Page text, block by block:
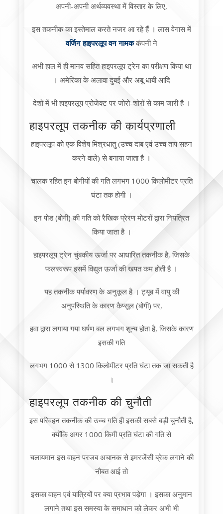
अपनी-अपनी अर्थव्यवस्था में विस्तार के लिए,
इस तकनीक का इस्तेमाल करते नजर आ रहे हैं । लास वेगास में
वर्जिन हाइपरलूप वन नामक कंपनी ने
अभी हाल में ही मानव सहित हाइपरलूप ट्रेन का परीक्षण किया था
। अमेरिका के अलावा दुबई और अबू धाबी आदि
देशों में भी हाइपरलूप प्रोजेक्ट पर जोरो-शोरों से काम जारी है ।
हाइपरलूप तकनीक की कार्यप्रणाली
हाइपरलूप को एक विशेष मिश्रधातु (उच्च दाब एवं उच्च ताप सहन
करने वाले) से बनाया जाता है ।
चालक रहित इन बोगीयों की गति लगभग 1000 किलोमीटर प्रति
घंटा तक होगी ।
इन पोड (बोगी) की गति को रैखिक प्रेरण मोटरों द्वारा नियंत्रित
किया जाता है ।
हाइपरलूप ट्रेन चुंबकीय ऊर्जा पर आधारित तकनीक है, जिसके
फलस्वरूप इसमें विद्युत ऊर्जा की खपत कम होती है ।
यह तकनीक पर्यावरण के अनुकूल है । ट्यूब में वायु की
अनुपस्थिति के कारण कैप्सूल (बोगी) पर,
हवा द्वारा लगाया गया घर्षण बल लगभग शून्य होता है, जिसके कारण
इसकी गति
लगभग 1000 से 1300 किलोमीटर प्रति घंटा तक जा सकती है
।
हाइपरलूप तकनीक की चुनौती
इस परिवहन तकनीक की उच्च गति ही इसकी सबसे बड़ी चुनौती है,
क्योंकि अगर 1000 किमी प्रति घंटा की गति से
चलायमान इस वाहन परजब अचानक से इमरजेंसी ब्रेक लगाने की
नौबत आई तो
इसका वाहन एवं यात्रियों पर क्या प्रभाव पड़ेगा । इसका अनुमान
लगाने तथा इस समस्या के समाधान को लेकर अभी भी